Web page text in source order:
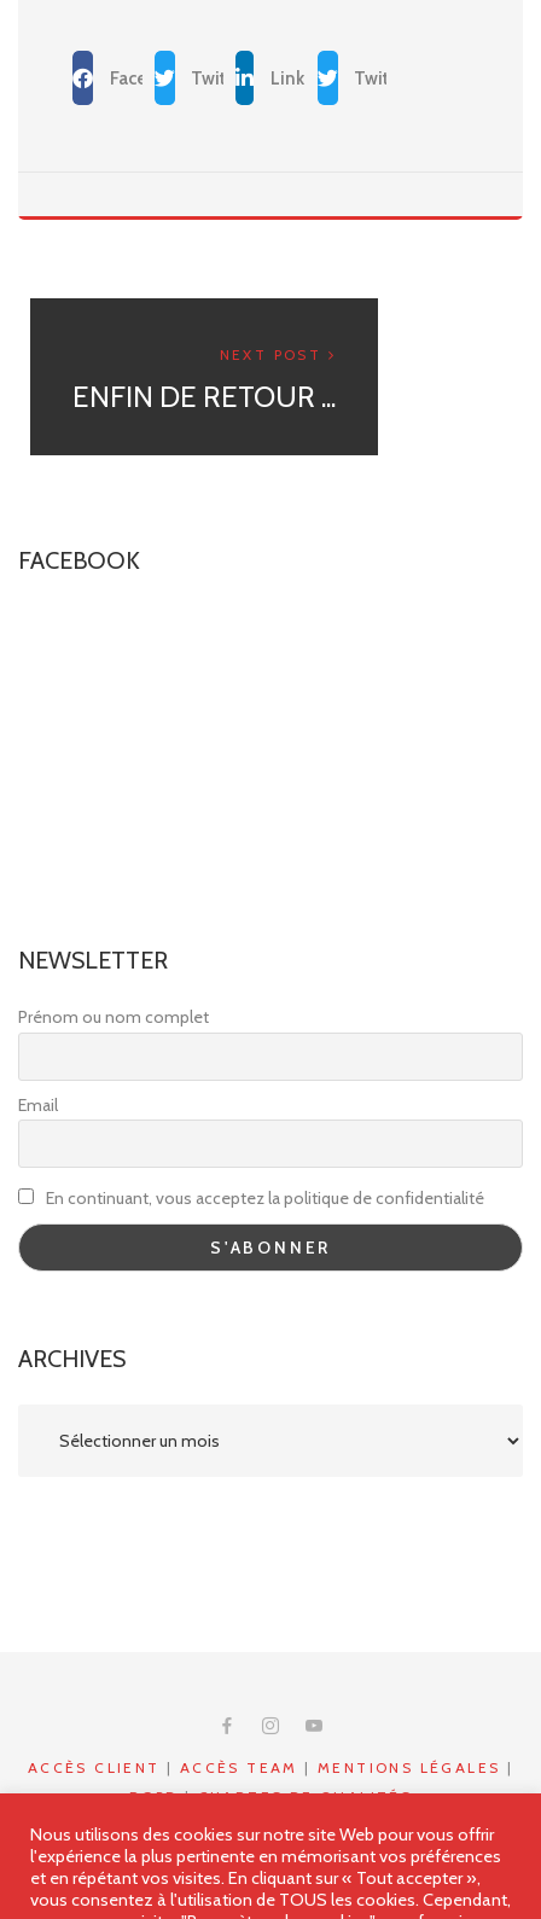
Facebook Twitter LinkedIn Twitter
NEXT POST
ENFIN DE RETOUR ...
FACEBOOK
NEWSLETTER
Prénom ou nom complet
Email
En continuant, vous acceptez la politique de confidentialité
ARCHIVES
ACCÈS CLIENT | ACCÈS TEAM | MENTIONS LÉGALES |
RGPD|CHARTES DE QUALITÉS
- © COPYRIGHT 2023 - 2024- ALL RIGHTS RESERVED
DAMS & ANTO ANIMATION - MYWOODSHOOT.FR
Animateur DJ Ile de France (77,91,92,93,75,94,95) , Yonne
(89) Loiret (45)
Nous utilisons des cookies sur notre site Web pour vous offrir
l'expérience la plus pertinente en mémorisant vos préférences
et en répétant vos visites. En cliquant sur « Tout accepter »,
vous consentez à l'utilisation de TOUS les cookies. Cependant,